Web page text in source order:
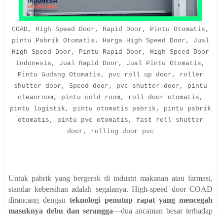
COAD, High Speed Door, Rapid Door, Pintu Otomatis,
pintu Pabrik Otomatis, Harga High Speed Door, Jual
High Speed Door, Pintu Rapid Door, High Speed Door
Indonesia, Jual Rapid Door, Jual Pintu Otomatis,
Pintu Gudang Otomatis, pvc roll up door, roller
shutter door, Speed door, pvc shutter door, pintu
cleanroom, pintu cold room, roll door otomatis,
pintu logistik, pintu otomatis pabrik, pintu pabrik
otomatis, pintu pvc otomatis, fast roll shutter
door, rolling door pvc
Untuk pabrik yang bergerak di industri makanan atau farmasi,
standar kebersihan adalah segalanya. High-speed door COAD
dirancang denganteknologi penutup rapat yang mencegah
masuknya debu dan serangga—dua ancaman besar terhadap